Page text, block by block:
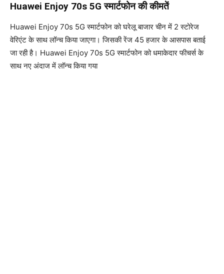
Huawei Enjoy 70s 5G स्मार्टफोन की कीमतें
Huawei Enjoy 70s 5G स्मार्टफोन को घरेलू बाजार चीन में 2 स्टोरेज
वेरिएंट के साथ लॉन्च किया जाएगा। जिसकी रेंज 45 हजार के आसपास बताई
जा रही है। Huawei Enjoy 70s 5G स्मार्टफोन को धमाकेदार फीचर्स के
साथ नए अंदाज में लॉन्च किया गया